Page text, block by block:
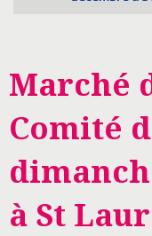
Marché
Comité
à St